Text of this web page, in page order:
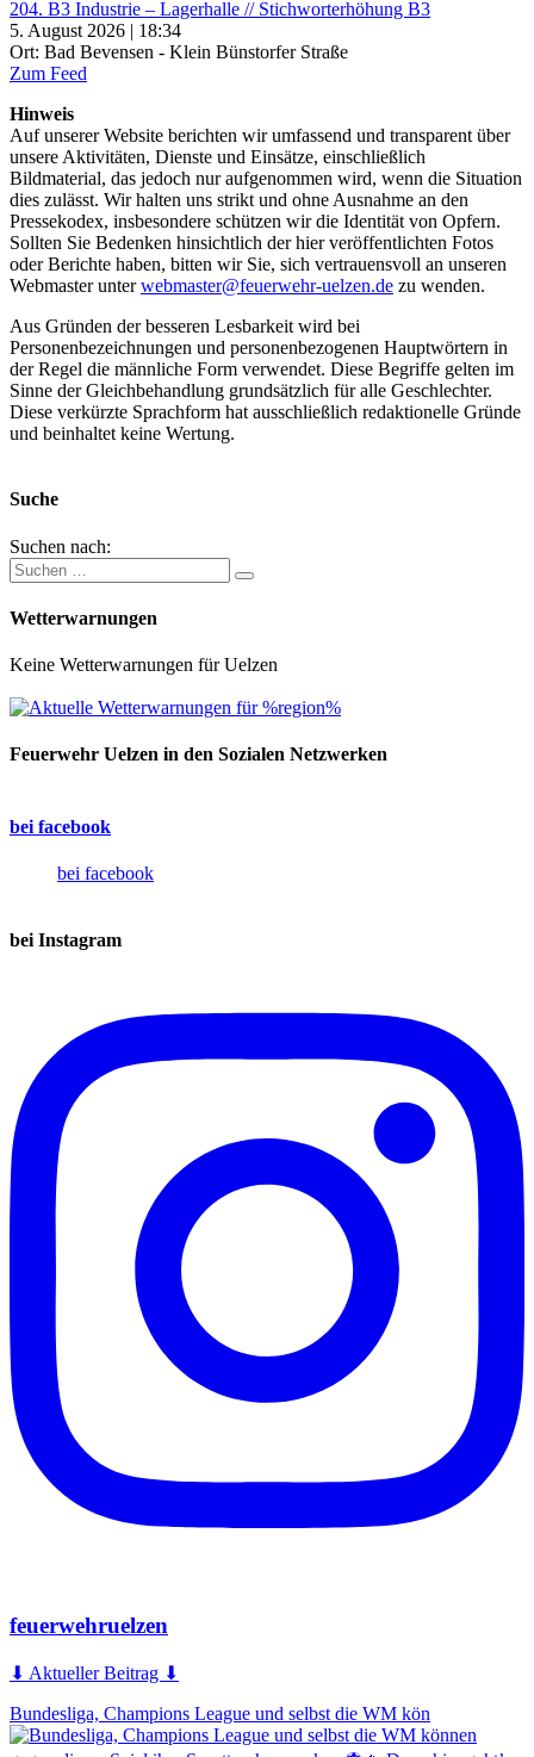
204. B3 Industrie – Lagerhalle // Stichworterhöhung B3
5. August 2026 | 18:34
Ort: Bad Bevensen - Klein Bünstorfer Straße
Zum Feed
Hinweis
Auf unserer Website berichten wir umfassend und transparent über
unsere Aktivitäten, Dienste und Einsätze, einschließlich
Bildmaterial, das jedoch nur aufgenommen wird, wenn die Situation
dies zulässt. Wir halten uns strikt und ohne Ausnahme an den
Pressekodex, insbesondere schützen wir die Identität von Opfern.
Sollten Sie Bedenken hinsichtlich der hier veröffentlichten Fotos
oder Berichte haben, bitten wir Sie, sich vertrauensvoll an unseren
Webmaster unterwebmaster@feuerwehr-uelzen.de zu wenden.
Aus Gründen der besseren Lesbarkeit wird bei
Personenbezeichnungen und personenbezogenen Hauptwörtern in
der Regel die männliche Form verwendet. Diese Begriffe gelten im
Sinne der Gleichbehandlung grundsätzlich für alle Geschlechter.
Diese verkürzte Sprachform hat ausschließlich redaktionelle Gründe
und beinhaltet keine Wertung.
Suche
Suchen nach:
Wetterwarnungen
Keine Wetterwarnungen für Uelzen
Feuerwehr Uelzen in den Sozialen Netzwerken
bei facebook
bei facebook
bei Instagram
feuerwehruelzen
⬇ Aktueller Beitrag ⬇
Bundesliga, Champions League und selbst die WM kön